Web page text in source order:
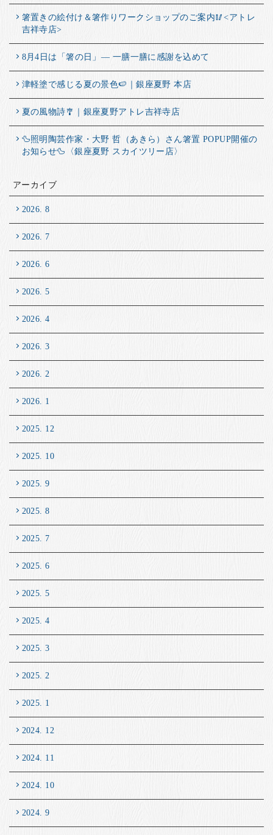
箸置きの絵付け＆箸作りワークショップのご案内🥢<アトレ
吉祥寺店>
8月4日は「箸の日」― 一膳一膳に感謝を込めて
津軽塗で感じる夏の景色🍉｜銀座夏野 本店
夏の風物詩🎐｜銀座夏野アトレ吉祥寺店
🦆照明陶芸作家・大野 哲（あきら）さん箸置 POPUP開催の
お知らせ🦆〈銀座夏野 スカイツリー店〉
アーカイブ
2026. 8
2026. 7
2026. 6
2026. 5
2026. 4
2026. 3
2026. 2
2026. 1
2025. 12
2025. 10
2025. 9
2025. 8
2025. 7
2025. 6
2025. 5
2025. 4
2025. 3
2025. 2
2025. 1
2024. 12
2024. 11
2024. 10
2024. 9